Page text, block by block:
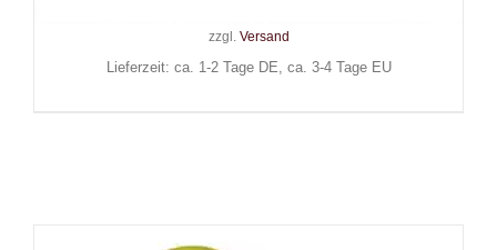
zzgl. Versand
Lieferzeit: ca. 1-2 Tage DE, ca. 3-4 Tage EU